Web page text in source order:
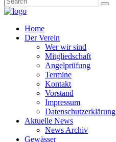
Home
Der Verein
Wer wir sind
Mitgliedschaft
Angelprüfung
Termine
Kontakt
Vorstand
Impressum
Datenschutzerklärung
Aktuelle News
News Archiv
Gewässer